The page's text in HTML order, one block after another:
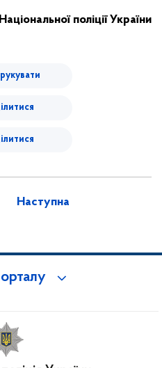
Національної поліції України
Наступна